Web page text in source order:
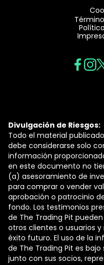
Divulgación de Riesgos:
Todo el material
debe considerarse solo
información
en este documento no
(a) asesoramiento de
para comprar o vender
aprobación o patrocinio
fondo. Los testimonios
de The Trading Pit
otros clientes o usuarios
éxito futuro. El uso de la
de The Trading Pit es bajo
junto con sus socios,